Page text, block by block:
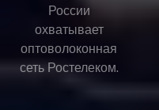
России
охватывает
оптоволоконная
сеть Ростелеком.